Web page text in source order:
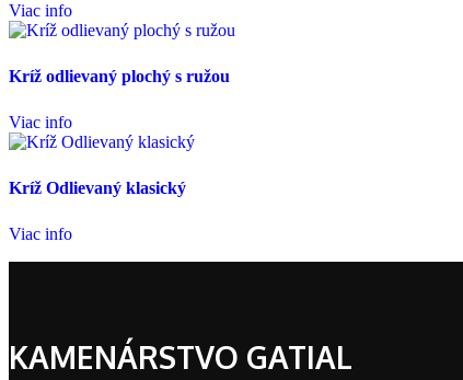
Viac info
Kríž odlievaný plochý s ružou
Viac info
Kríž Odlievaný klasický
Viac info
KAMENÁRSTVO GATIAL